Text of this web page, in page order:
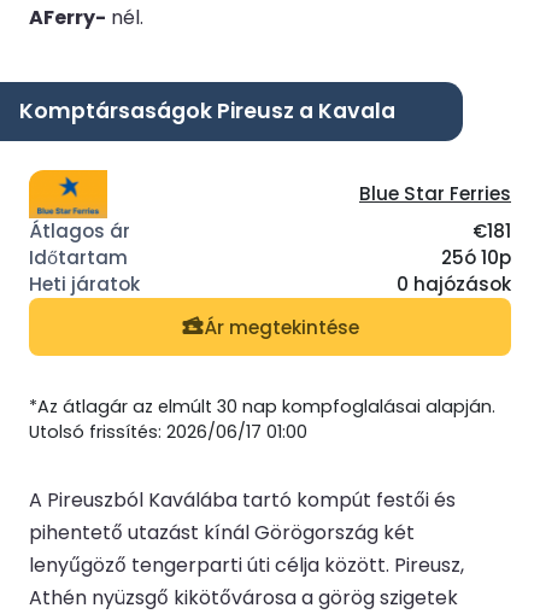
AFerry- nél.
Komptársaságok Pireusz a Kavala
Blue Star Ferries
€181
25ó 10p
0 hajózások
Ár megtekintése
*Az átlagár az elmúlt 30 nap kompfoglalásai alapján.
Utolsó frissítés: 2026/06/17 01:00
A Pireuszból Kaválába tartó kompút festői és
pihentető utazást kínál Görögország két
lenyűgöző tengerparti úti célja között. Pireusz,
Athén nyüzsgő kikötővárosa a görög szigetek